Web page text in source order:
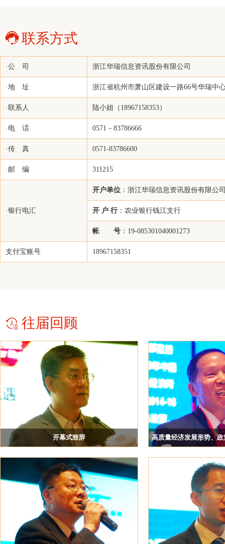
浙江新凤鸣进出口有限公司
中国国际期货股份有限公司
冠通期货股份有限公司
东海期货有限责任公司
南华期货股份有限公司萧山营业部
中化能源股份有限公司
杭州际红贸易有限公司
丸红（上海）有限公司
宁波鼎丰创展国际贸易有限公司
浙江智传供应链管理有限责任公司
光大期货有限公司
上海泓茂国际贸易有限公司
建发（上海）有限公司
上海常春藤资产管理有限公司
辽阳翔盛塑料包装制品有限公司
华峰集团上海贸易有限公司
青岛石大胜华国际贸易有限公司
四川弘盛平化工有限责任公司
浙江滨澳实业有限公司
MEGlobal
成都高投国际贸易有限公司
浙江鹏源供应链管理有限公司
国联期货股份有限公司
中信期货有限公司上海分公司
联系方式
·公 司 浙江华瑞信息资讯股份有限公司
·地 址 浙江省杭州市萧山区建设一路66号华瑞中
·联系人 陆小姐（18967158353）
·电 话 0571－83786666
·传 真 0571-83786600
·邮 编 311215
·银行电汇
开户单位 ：浙江华瑞信息资讯股份有限公
开 户 行：农业银行钱江支行
帐 号 ：19-085301040001273
支付宝账号 18967158351
往届回顾
开幕式致辞 高质量经济发展形势、